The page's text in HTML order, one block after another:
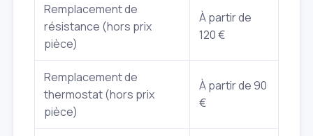
Remplacement de
résistance (hors prix
pièce)
À partir de
120 €
Remplacement de
thermostat (hors prix
pièce)
À partir de 90
€